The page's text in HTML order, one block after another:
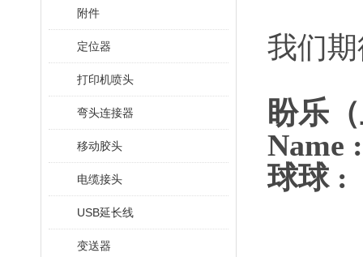
附件
定位器
打印机喷头
弯头连接器
移动胶头
电缆接头
USB延长线
变送器
我们
盼乐
Name
球球 :